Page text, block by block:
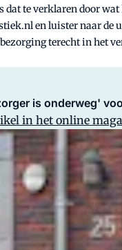
te verklaren door
en luister naar de
terecht in het
is onderweg'
in het online